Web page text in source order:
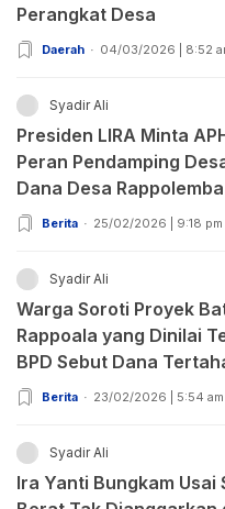
Perangkat Desa
Daerah 04/03/2026 | 8:52
Syadir Ali
Presiden LIRA Minta
Peran Pendamping
Dana Desa Rappolemba
Berita 25/02/2026 | 9:18 pm
Syadir Ali
Warga Soroti Proyek
Rappoala yang Dinilai
BPD Sebut Dana
Berita 23/02/2026 | 5:54 am
Syadir Ali
Ira Yanti Bungkam Usai